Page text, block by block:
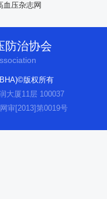
血压杂志网
防治协会
版权所有
大厦11层 100037
审[2013]第0019号